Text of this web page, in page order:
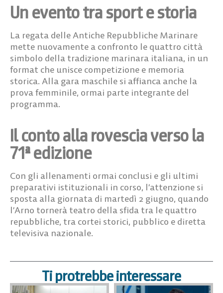
Un evento tra sport e storia
La regata delle Antiche Repubbliche Marinare
mette nuovamente a confronto le quattro città
simbolo della tradizione marinara italiana, in un
format che unisce competizione e memoria
storica. Alla gara maschile si affianca anche la
prova femminile, ormai parte integrante del
programma.
Il conto alla rovescia verso la
71ª edizione
Con gli allenamenti ormai conclusi e gli ultimi
preparativi istituzionali in corso, l’attenzione si
sposta alla giornata di martedì 2 giugno, quando
l’Arno tornerà teatro della sfida tra le quattro
repubbliche, tra cortei storici, pubblico e diretta
televisiva nazionale.
Ti protrebbe interessare